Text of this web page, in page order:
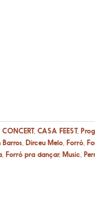
, CASA FEEST,
, Dirceu Melo, Forró,
, Forró pra dançar, Music